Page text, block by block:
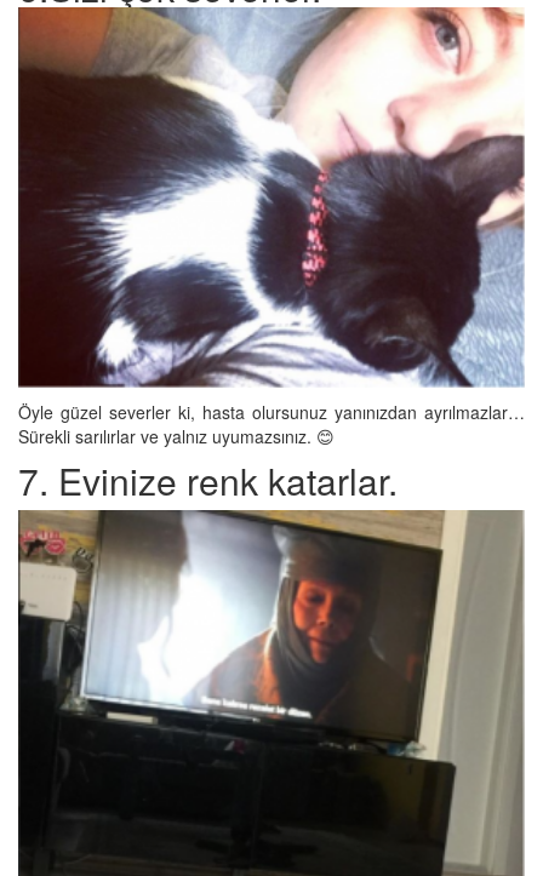
Öyle güzel severler ki, hasta olursunuz yanınızdan ayrılmazlar…
Sürekli sarılırlar ve yalnız uyumazsınız. 😊
7. Evinize renk katarlar.